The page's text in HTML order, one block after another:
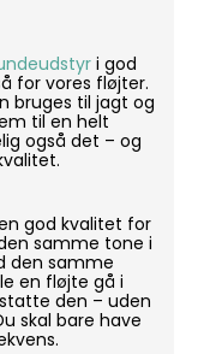
i god
for vores fløjter.
bruges til jagt og
til en helt
også det – og
god kvalitet for
samme tone i
den samme
en fløjte gå i
den – uden
skal bare have